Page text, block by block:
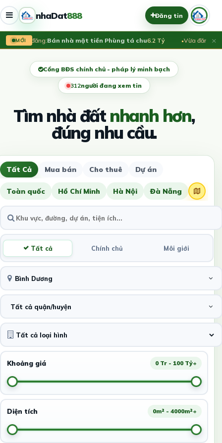
nhaDat888 Đăng tin
MỚI
Vừa đăng:Bán nhà mặt tiền Phùng tá chu6.2 Tỷ Vừa đăng: ×
Cổng BĐS chính chủ - pháp lý minh bạch
308người đang xem tin
Tìm nhà đấtnhanh hơn,
đúng nhu cầu.
Tất Cả Mua bán Cho thuê Dự án
Toàn quốc Hồ Chí Minh Hà Nội Đà Nẵng
Tất cả Chính chủ Môi giới
Bình Dương
Tất cả quận/huyện
Khoảng giá 0 Tr - 100 Tỷ+
Diện tích 0m² - 4000m²+